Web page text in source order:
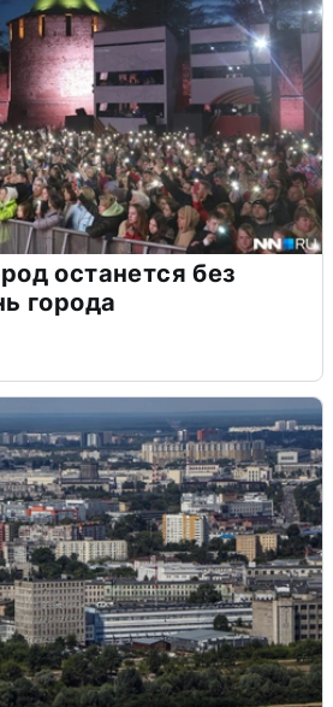
останется без
города